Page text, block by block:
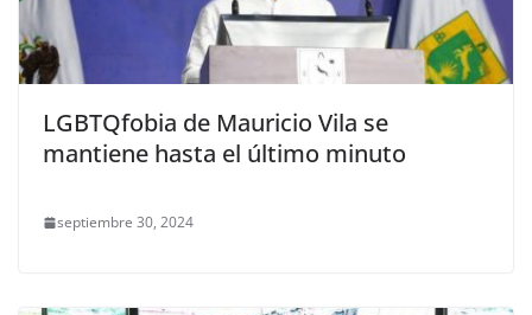
LGBTQfobia de Mauricio Vila se
mantiene hasta el último minuto
septiembre 30, 2024